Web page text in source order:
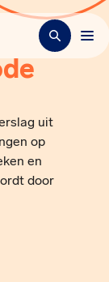
uit
op
en
door